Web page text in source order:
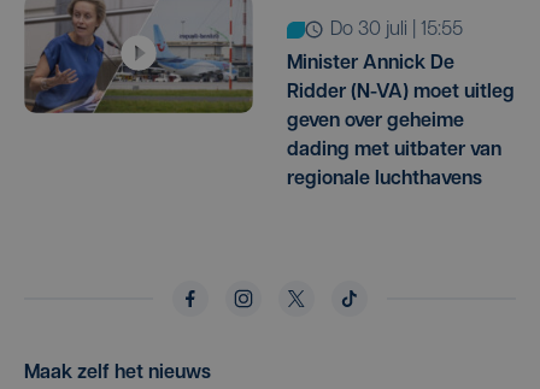
do 30 juli | 15:55
Minister Annick De
Ridder (N-VA) moet uitleg
geven over geheime
dading met uitbater van
regionale luchthavens
Maak zelf het nieuws